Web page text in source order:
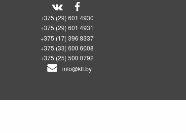
+375 (29) 601 4930
+375 (29) 601 4931
+375 (17) 396 8337
+375 (33) 600 6008
+375 (25) 500 0792
info@ktl.by